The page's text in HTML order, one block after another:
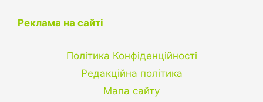
Реклама на сайті
Політика Конфіденційності
Редакційна політика
Мапа сайту